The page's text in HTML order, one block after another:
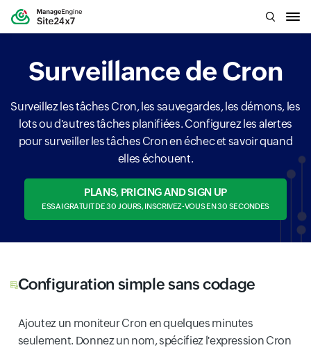
Surveillance de Cron
Surveillez les tâches Cron, les sauvegardes, les démons, les
lots ou d'autres tâches planifiées. Configurez les alertes
pour surveiller les tâches Cron en échec et savoir quand
elles échouent.
PLANS, PRICING AND SIGN UP
ESSAI GRATUIT DE 30 JOURS, INSCRIVEZ-VOUS EN 30 SECONDES
Configuration simple sans codage
Ajoutez un moniteur Cron en quelques minutes
seulement. Donnez un nom, spécifiez l'expression Cron